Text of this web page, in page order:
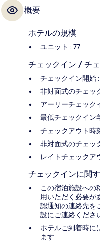
概要
ホテルの規模
ユニット : 77
チェックイン / チ
チェックイン開始
非対面式のチェッ
アーリーチェック
最低チェックイン
チェックアウト時
非対面式のチェッ
レイトチェックア
チェックインに関
この宿泊施設への
用いただく必要が
認通知の連絡先を
設にご連絡くださ
ホテルご到着時に
ます